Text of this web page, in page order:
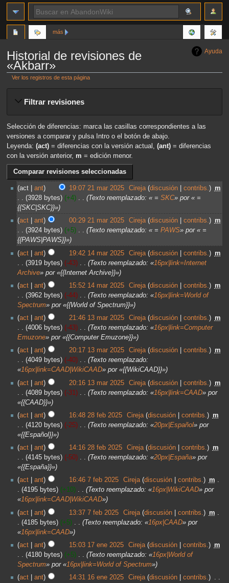
Ayuda
Historial de revisiones de
«Akbarr»
Ver los registros de esta página
Filtrar revisiones
Selección de diferencias: marca las casillas correspondientes a las
versiones a comparar y pulsa Intro o el botón de abajo.
Leyenda: (act)= diferencias con la versión actual, (ant)= diferencias
con la versión anterior, m = edición menor.
act ant 19:07 21 mar 2025 Cireja discusión contribs.
m
3928 bytes
+4 Texto reemplazado: « = SKC» por « =
{{SKC|SKC}}»
act
ant 00:29 21 mar 2025 Cireja discusión contribs.
m
3924 bytes
+5 Texto reemplazado: « = PAWS» por « =
{{PAWS|PAWS}}»
act
ant 19:42 14 mar 2025 Cireja discusión contribs.
m
3919 bytes
-43 Texto reemplazado: «16px|link=Internet
Archive» por «{{Internet Archive}}»
act
ant 15:52 14 mar 2025 Cireja discusión contribs.
m
3962 bytes
-44 Texto reemplazado: «16px|link=World of
Spectrum» por «{{World of Spectrum}}»
act
ant 21:46 13 mar 2025 Cireja discusión contribs.
m
4006 bytes
-43 Texto reemplazado: «16px|link=Computer
Emuzone» por «{{Computer Emuzone}}»
act
ant 20:17 13 mar 2025 Cireja discusión contribs.
m
4049 bytes
-40
Texto reemplazado:
«16px|link=CAAD|WikiCAAD» por «{{WikiCAAD}}»
act
ant 20:16 13 mar 2025 Cireja discusión contribs.
m
4089 bytes
-31 Texto reemplazado: «16px|link=CAAD» por
«{{CAAD}}»
act
ant 16:48 28 feb 2025 Cireja discusión contribs.
m
4120 bytes
-25 Texto reemplazado: «20px|Español» por
«{{Español}}»
act
ant 14:16 28 feb 2025 Cireja discusión contribs.
m
4145 bytes
-50 Texto reemplazado: «20px|España» por
«{{España}}»
act
ant 16:46 7 feb 2025 Cireja discusión contribs.
m
4195 bytes
+10 Texto reemplazado: «16px|WikiCAAD» por
«16px|link=CAAD|WikiCAAD»
act
ant 13:37 7 feb 2025 Cireja discusión contribs.
m
4185 bytes
+5 Texto reemplazado: «16px|CAAD» por
«16px|link=CAAD»
act
ant 15:03 17 ene 2025 Cireja discusión contribs.
m
4180 bytes
+5 Texto reemplazado: «16px|World of
Spectrum» por «16px|link=World of Spectrum»
act
ant 14:31 16 ene 2025 Cireja discusión contribs.
más